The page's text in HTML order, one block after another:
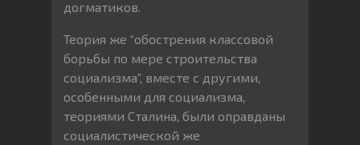
догматиков.
Теория же “обострения классовой
борьбы по мере строительства
социализма”, вместе с другими,
особенными для социализма,
теориями Сталина, были оправданы
социалистической же